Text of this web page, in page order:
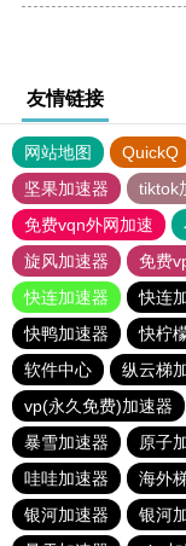
友情链接
网站地图 QuickQ
坚果加速器
tiktok
免费vqn外网加速
旋风加速器
免费
快连加速器
快连
快鸭加速器
快柠
软件中心
纵云梯
vp(永久免费)加速器
暴雪加速器
原子
哇哇加速器
海外
银河加速器
银河